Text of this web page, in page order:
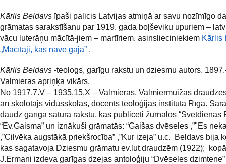
Kārlis Beldavs īpaši palicis Latvijas atmiņā ar savu nozīmīgo
grāmatas sarakstīšanu par 1919. gada boļševiku upuriem –
vācu luterāņu mācītā-jiem – martīriem, asinslieciniekiem Kārlis
„Mācītāji, kas nāvē gāja” .
Kārlis Beldavs -teologs, garīgu rakstu un dziesmu autors.
Valmieras apriņķa vikārs.
No 1917.7.V – 1935.15.X – Valmieras, Valmiermuižas
arī skolotājs vidusskolās, docents teoloģijas institūtā Rīgā.
daudz garīga satura rakstu, kas publicēti žurnālos “Svētdienas
“Ev.Gaisma” un iznākuši grāmatās: “Gaišas dvēseles ,”"Es
,”Cilvēka augstākā priekšrocība” ,”Kur izeja” u.c. Beldavs bija
kas sagatavoja Dziesmu grāmatu ev.lut.draudzēm (1922);
J.Ērmani izdeva garīgas dzejas antoloģiju “Dvēseles